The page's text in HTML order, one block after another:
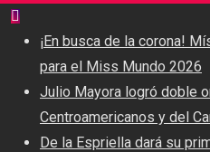
Skip
content
¡En busca de la corona!
para el Miss Mundo 2026
Julio Mayora logró doble
Centroamericanos y del
De la Espriella dará su